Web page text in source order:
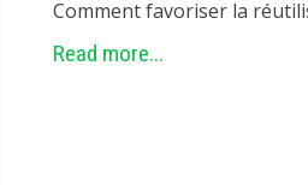
Comment favoriser la
Read more...